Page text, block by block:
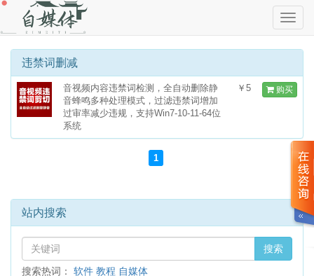
切
换
导
违禁词删减
音视频内容违禁词检测，全自动删除静
音蜂鸣多种处理模式，过滤违禁词增加
过审率减少违规，支持Win7-10-11-64位
系统
￥5 购买
1
站内搜索
搜索
搜索热词： 软件 教程 自媒体